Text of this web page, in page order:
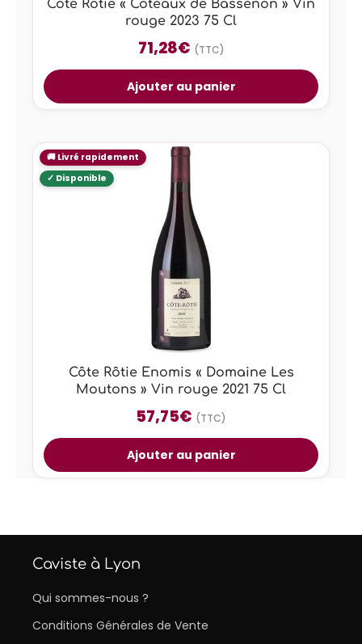
Côte Rôtie « Coteaux de Bassenon » Vin
rouge 2023 75 Cl
71,28€ (TTC)
Ajouter au panier
Côte Rôtie Enomis « Domaine Les
Moutons » Vin rouge 2021 75 Cl
57,75€ (TTC)
Ajouter au panier
Caviste à Lyon
Qui sommes-nous ?
Conditions Générales de Vente